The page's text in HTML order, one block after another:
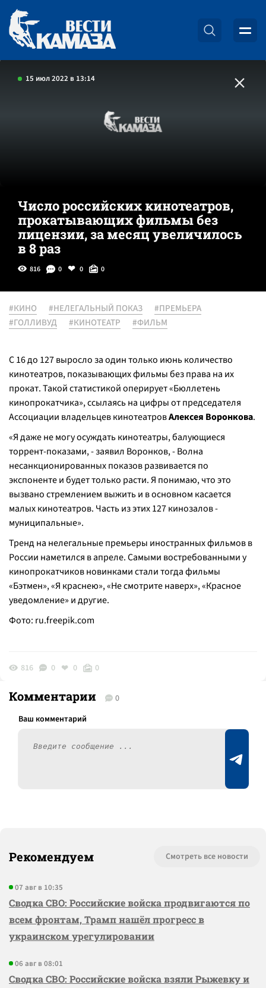
15 июл 2022 в 13:14
Число российских кинотеатров,
прокатывающих фильмы без
лицензии, за месяц увеличилось
в 8 раз
816 0 0 0
#КИНО #НЕЛЕГАЛЬНЫЙ ПОКАЗ
#ПРЕМЬЕРА
#ГОЛЛИВУД
#КИНОТЕАТР #ФИЛЬМ
С 16 до 127 выросло за один только июнь количество
кинотеатров, показывающих фильмы без права на их
прокат. Такой статистикой оперирует «Бюллетень
кинопрокатчика», ссылаясь на цифры от председателя
Ассоциации владельцев кинотеатровАлексея Воронкова.
«Я даже не могу осуждать кинотеатры, балующиеся
торрент-показами, - заявил Воронков, - Волна
несанкционированных показов развивается по
экспоненте и будет только расти. Я понимаю, что это
вызвано стремлением выжить и в основном касается
малых кинотеатров. Часть из этих 127 кинозалов -
муниципальные».
Тренд на нелегальные премьеры иностранных фильмов в
России наметился в апреле. Самыми востребованными у
кинопрокатчиков новинками стали тогда фильмы
«Бэтмен», «Я краснею», «Не смотрите наверх», «Красное
уведомление» и другие.
Фото: ru.freepik.com
816 0 0 0
Комментарии 0
Рекомендуем Смотреть все новости
07 авг в 10:35
Сводка СВО: Российские войска продвигаются по
всем фронтам, Трамп нашёл прогресс в
украинском урегулировании
06 авг в 08:01
Сводка СВО: Российские войска взяли Рыжевку и